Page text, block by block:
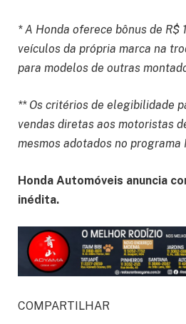
* A Honda oferece bônus de R$
veículos da própria marca na
para modelos de outras
** Os critérios de elegibilidade
vendas diretas aos motoristas
mesmos adotados no programa
Honda Automóveis anuncia
inédita.
COMPARTILHAR